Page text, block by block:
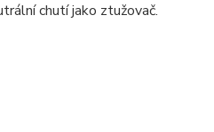
chutí jako ztužovač.